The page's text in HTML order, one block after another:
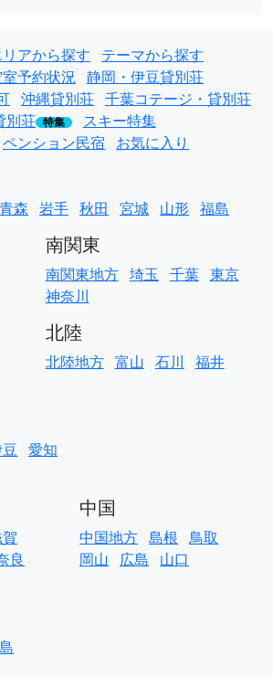
アから探す
テーマから探す
予約状況 静岡・伊豆貸別荘
沖縄貸別荘 千葉コテージ・貸別荘
別荘 特集
スキー特集
ペンション民宿 お気に入り
青森 岩手 秋田 宮城 山形 福島
南関東
南関東地方 埼玉 千葉 東京
神奈川
北陸
北陸地方 富山 石川 福井
愛知
良
中国
中国地方 島根 鳥取
岡山
広島 山口